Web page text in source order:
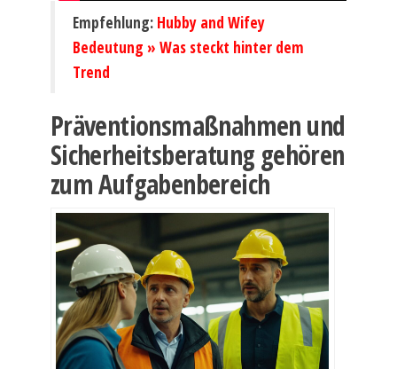
Empfehlung: Hubby and Wifey
Bedeutung » Was steckt hinter dem
Trend
Präventionsmaßnahmen und
Sicherheitsberatung gehören
zum Aufgabenbereich